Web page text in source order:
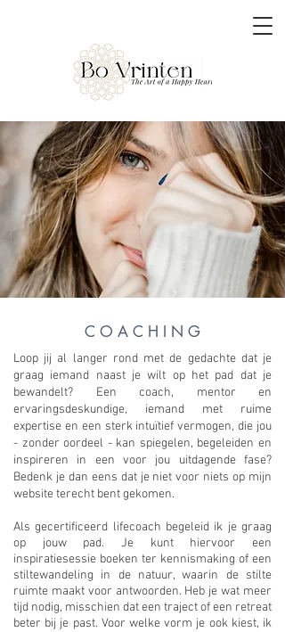
C O A C H I N G
Loop jij al langer rond met de gedachte dat je
graag iemand naast je wilt op het pad dat je
bewandelt? Een coach, mentor en
ervaringsdeskundige, iemand met ruime
expertise en een sterk intuïtief vermogen, die jou
- zonder oordeel - kan spiegelen, begeleiden en
inspireren in een voor jou uitdagende fase?
Bedenk je dan eens dat je niet voor niets op mijn
website terecht bent gekomen.
Als gecertificeerd lifecoach begeleid ik je graag
op jouw pad. Je kunt hiervoor een
inspiratiesessie boeken ter kennismaking of een
stiltewandeling in de natuur, waarin de stilte
ruimte maakt voor antwoorden. Heb je wat meer
tijd nodig, misschien dat een traject of een retreat
beter bij je past. Voor welke vorm je ook kiest, ik